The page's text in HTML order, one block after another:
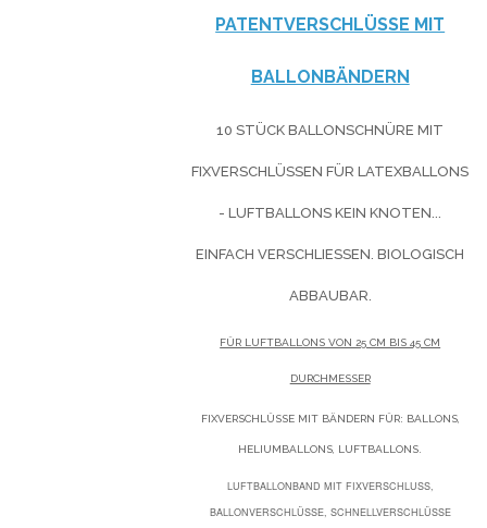
PATENTVERSCHLÜSSE MIT
BALLONBÄNDERN
10 STÜCK BALLONSCHNÜRE MIT
FIXVERSCHLÜSSEN FÜR LATEXBALLONS
- LUFTBALLONS KEIN KNOTEN...
EINFACH VERSCHLIESSEN. BIOLOGISCH A
BBAUBAR.
FÜR LUFTBALLONS VON 25 CM BIS 45 CM
DURCHMESSER
FIXVERSCHLÜSSE MIT BÄNDERN FÜR: BALLONS,
HELIUMBALLONS, LUFTBALLONS.
LUFTBALLONBAND MIT FIXVERSCHLUSS, B
ALLONVERSCHLÜSSE, SCHNELLVERSCHLÜSSE